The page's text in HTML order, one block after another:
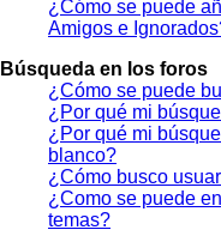
¿Cómo se puede
Amigos e
Búsqueda en los foros
¿Cómo se puede
¿Por qué mi
¿Por qué mi
blanco?
¿Cómo busco
¿Como se puede
temas?